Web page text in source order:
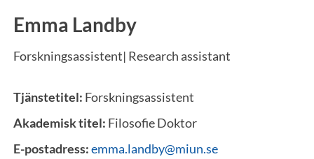
Personal Lediga jobb
Emma Landby
Forskningsassistent| Research assistant
Tjänstetitel: Forskningsassistent
Akademisk titel: Filosofie Doktor
E-postadress:emma.landby@miun.se